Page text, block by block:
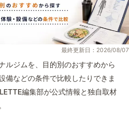
最終更新日：2026/08/07
ルジムを、目的別のおすすめから
備などの条件で比較したりできま
編集部が公式情報と独自取材